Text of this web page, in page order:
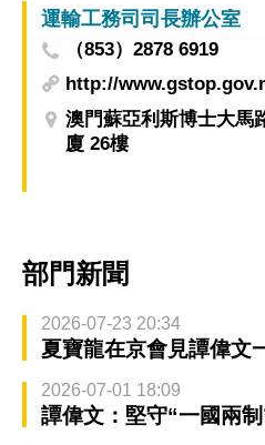
運輸工務司司長辦公室
（853）2878 6919
http://
澳門蘇亞利斯博士大馬
廈 26樓
部門新聞
2026-07-23 20:34
夏寶龍在京會見譚偉文
2026-07-01 18:09
譚偉文：堅守“一國兩